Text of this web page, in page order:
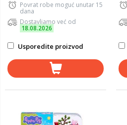
Povrat robe moguć unutar 15
dana
Dostavljamo već od
18.08.2026
Usporedite proizvod